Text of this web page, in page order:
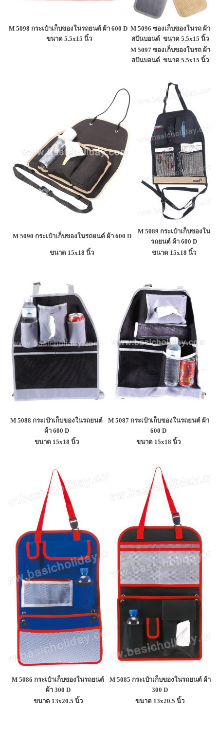
M 5098 กระเป๋าเก็บของในรถยนต์ ผ้า 600 D
ขนาด 5.5x15 นิ้ว
M 5096 ซองเก็บของในรถ ผ้า
สปันบอนด์ ขนาด 5.5x15 นิ้ว
M 5097 ซองเก็บของในรถ ผ้า
สปันบอนด์ ขนาด 5.5x15 นิ้ว
M 5090 กระเป๋าเก็บของในรถยนต์ ผ้า 600 D
M 5089 กระเป๋าเก็บของใน
รถยนต์ ผ้า 600 D
ขนาด 15x18 นิ้ว
ขนาด 15x18 นิ้ว
M 5088 กระเป๋าเก็บของในรถยนต์
ผ้า 600 D
M 5087 กระเป๋าเก็บของในรถยนต์ ผ้า
600 D
ขนาด 15x18 นิ้ว
ขนาด 15x18 นิ้ว
M 5086 กระเป๋าเก็บของในรถยนต์
ผ้า 300 D
M 5085 กระเป๋าเก็บของในรถยนต์ ผ้า
300 D
ขนาด 13x20.5 นิ้ว
ขนาด 13x20.5 นิ้ว